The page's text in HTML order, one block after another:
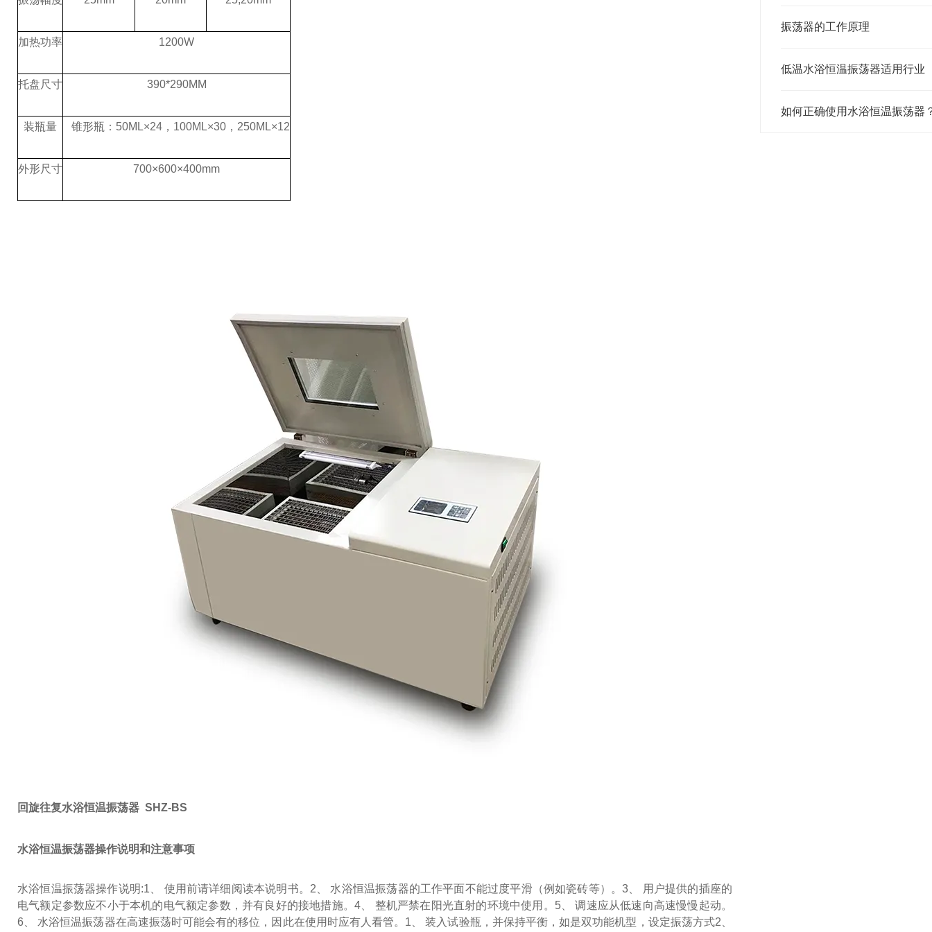
振荡器的工作原理
低温水浴恒温振荡器适用行业
如何正确使用水浴恒温振荡器
加热功率 1200W
托盘尺寸 390*290MM
装瓶量 锥形瓶 ： 50ML×24 ， 100ML×30 ， 250ML×12
外形尺寸 700×600×400mm
回旋往复水浴恒温振荡器 SHZ-BS
水浴恒温振荡器操作说明和注意事项
水浴恒温振荡器操作说明:1、 使用前请详细阅读本说明书。 2、 水浴恒温振荡器的工作平面不能过度平滑（例如瓷砖等）。3、 用户提供的插座的
电气额定参数应不小于本机的电气额定参数，并有良好的接地措施。 4、 整机严禁在阳光直射的环境中使用。 5、 调速应从低速向高速慢慢起动。
6、 水浴恒温振荡器在高速振荡时可能会有的移位，因此在使用时应有人看管。 1、 装入试验瓶，并保持平衡，如是双功能机型，设定振荡方式2、